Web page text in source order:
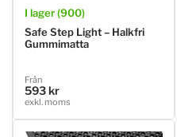
I lager (900)
Safe Step Light – Halkfri
Gummimatta
Ordinarie
pris
Från
593 kr
exkl. moms